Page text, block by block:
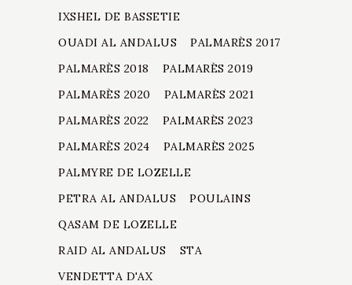
IXSHEL DE BASSETIE
OUADI AL ANDALUS
PALMARÈS 2017
PALMARÈS 2018
PALMARÈS 2019
PALMARÈS 2020
PALMARÈS 2021
PALMARÈS 2022
PALMARÈS 2023
PALMARÈS 2024
PALMARÈS 2025
PALMYRE DE LOZELLE
PETRA AL ANDALUS
POULAINS
QASAM DE LOZELLE
RAID AL ANDALUS
STA
VENDETTA D'AX